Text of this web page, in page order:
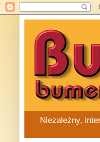
Niezależny,